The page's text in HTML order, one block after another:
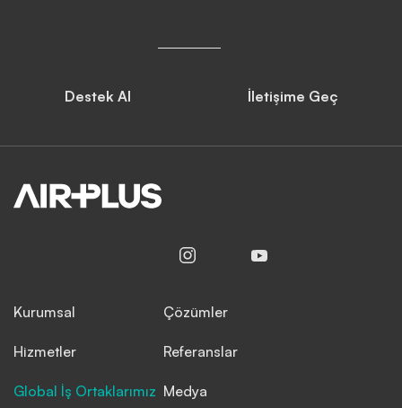
Destek Al İletişime Geç
Kurumsal Çözümler
Hizmetler Referanslar
Global İş Ortaklarımız Medya